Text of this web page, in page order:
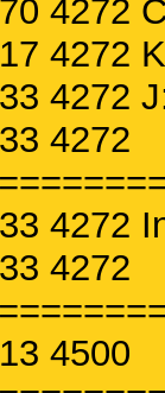
4272
4272
4272
4272
4272
4272
4500